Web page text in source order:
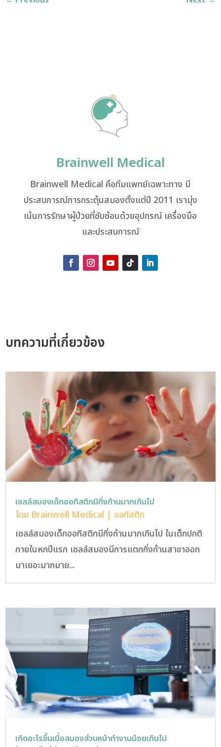
Brainwell Medical
Brainwell Medical คือทีมแพทย์เฉพาะทาง มี
ประสบการณ์การกระตุ้นสมองตั้งแต่ปี 2011 เรามุ่ง
เน้นการรักษาผู้ป่วยที่ซับซ้อนด้วยอุปกรณ์ เครื่องมือ
และประสบการณ์
บทความที่เกี่ยวข้อง
เซลล์สมองเด็กออทิสติกมีกิ่งก้านมากเกินไป
โดย Brainwell Medical | ออทิสติก
เซลล์สมองเด็กออทิสติกมีกิ่งก้านมากเกินไป ในเด็กปกติ
ภายในหกปีแรก เซลล์สมองมีการแตกกิ่งก้านสาขาออก
มาเยอะมากมาย...
เกิดอะไรขึ้นเมื่อสมองส่วนหน้าทำงานน้อยเกินไป